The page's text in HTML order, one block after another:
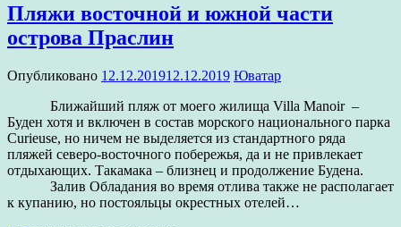
Пляжи восточной и южной части
острова Праслин
Опубликовано 12.12.201912.12.2019 Юватар
Ближайший пляж от моего жилища Villa Manoir –
Буден хотя и включен в состав морского национального парка
Curieuse, но ничем не выделяется из стандартного ряда
пляжей северо-восточного побережья, да и не привлекает
отдыхающих. Такамака – близнец и продолжение Будена.
Залив Обладания во время отлива также не располагает
к купанию, но постояльцы окрестных отелей…